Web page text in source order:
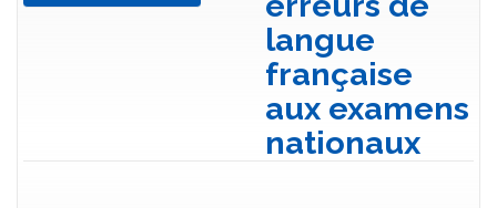
langue
française
aux examens
nationaux